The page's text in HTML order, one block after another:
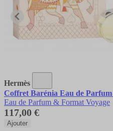
Hermès
Coffret Barénia Eau de
Eau de Parfum & Format Voyage
117,00 €
Ajouter